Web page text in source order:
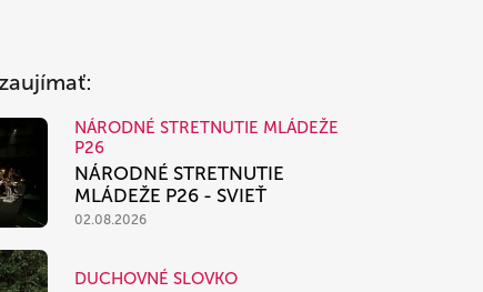
NÁRODNÉ STRETNUTIE MLÁDEŽE
P26
NÁRODNÉ STRETNUTIE
MLÁDEŽE P26 - SVIEŤ
02.08.2026
DUCHOVNÉ SLOVKO